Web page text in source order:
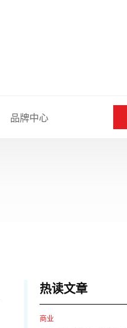
品牌中心
热读文章
商业